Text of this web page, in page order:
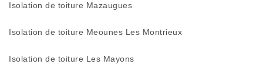
Isolation de toiture Mazaugues
Isolation de toiture Meounes Les Montrieux
Isolation de toiture Les Mayons